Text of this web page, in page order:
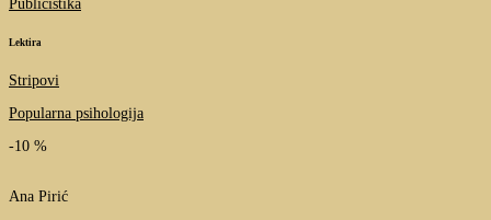
Publicistika
Lektira
Stripovi
Popularna psihologija
-10 %
Ana Pirić